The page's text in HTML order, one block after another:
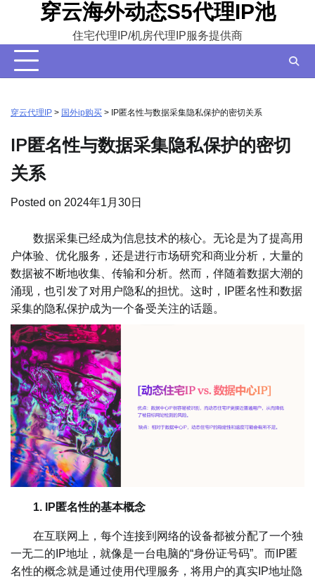
content
穿云海外动态S5代理IP池
住宅代理IP/机房代理IP服务提供商
穿云代理IP > 国外ip购买 > IP匿名性与数据采集隐私保护的密切关系
IP匿名性与数据采集隐私保护的密切
关系
Posted on 2024年1月30日
数据采集已经成为信息技术的核心。无论是为了提高用
户体验、优化服务，还是进行市场研究和商业分析，大量的
数据被不断地收集、传输和分析。然而，伴随着数据大潮的
涌现，也引发了对用户隐私的担忧。这时，IP匿名性和数据
采集的隐私保护成为一个备受关注的话题。
1. IP匿名性的基本概念
在互联网上，每个连接到网络的设备都被分配了一个独
一无二的IP地址，就像是一台电脑的“身份证号码”。而IP匿
名性的概念就是通过使用代理服务，将用户的真实IP地址隐